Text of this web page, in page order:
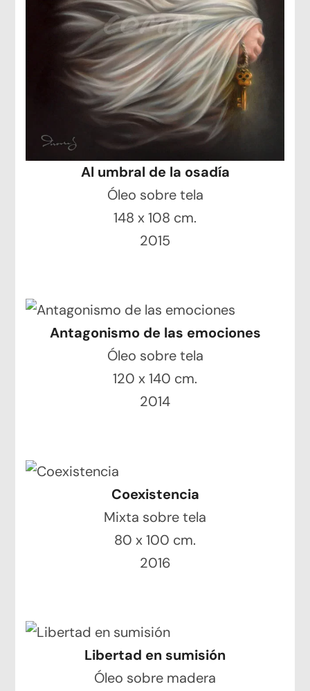
Al umbral de la osadía
Óleo sobre tela
148 x 108 cm.
2015
Antagonismo de las emociones
Óleo sobre tela
120 x 140 cm.
2014
Coexistencia
Mixta sobre tela
80 x 100 cm.
2016
Libertad en sumisión
Óleo sobre madera